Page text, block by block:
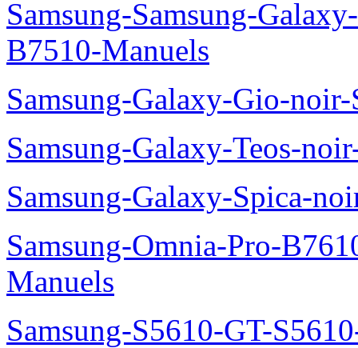
Samsung-Samsung-
B7510-Manuels
Samsung-Galaxy-Gio-
Samsung-Galaxy-Teos-
Samsung-Galaxy-Spica-
Samsung-Omnia-Pro-
Manuels
Samsung-S5610-GT-